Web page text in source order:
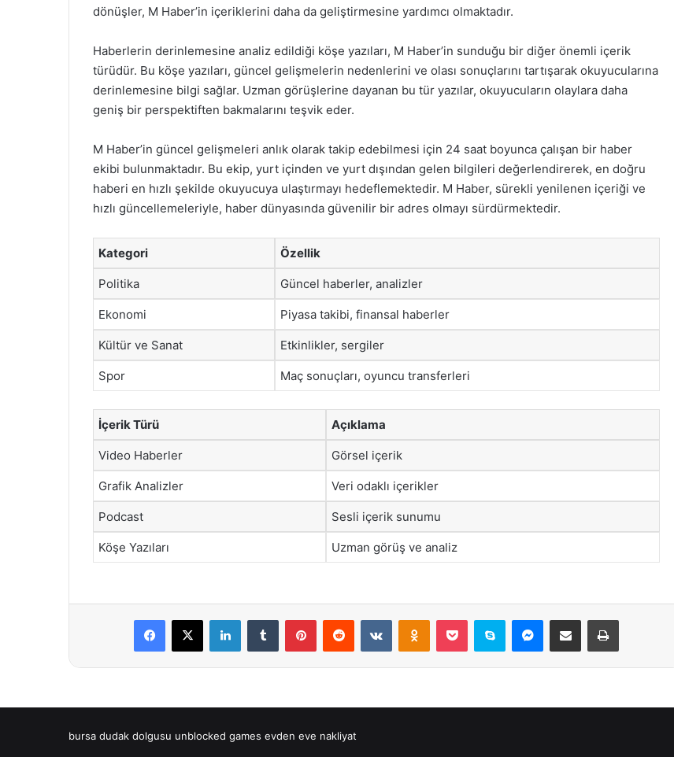
dönüşler, M Haber’in içeriklerini daha da geliştirmesine yardımcı olmaktadır.
Haberlerin derinlemesine analiz edildiği köşe yazıları, M Haber’in sunduğu bir diğer önemli içerik
türüdür. Bu köşe yazıları, güncel gelişmelerin nedenlerini ve olası sonuçlarını tartışarak okuyucularına
derinlemesine bilgi sağlar. Uzman görüşlerine dayanan bu tür yazılar, okuyucuların olaylara daha
geniş bir perspektiften bakmalarını teşvik eder.
M Haber’in güncel gelişmeleri anlık olarak takip edebilmesi için 24 saat boyunca çalışan bir haber
ekibi bulunmaktadır. Bu ekip, yurt içinden ve yurt dışından gelen bilgileri değerlendirerek, en doğru
haberi en hızlı şekilde okuyucuya ulaştırmayı hedeflemektedir. M Haber, sürekli yenilenen içeriği ve
hızlı güncellemeleriyle, haber dünyasında güvenilir bir adres olmayı sürdürmektedir.
Kategori Özellik
Politika Güncel haberler, analizler
Ekonomi Piyasa takibi, finansal haberler
Kültür ve Sanat Etkinlikler, sergiler
Spor Maç sonuçları, oyuncu transferleri
İçerik Türü Açıklama
Video Haberler Görsel içerik
Grafik Analizler Veri odaklı içerikler
Podcast Sesli içerik sunumu
Köşe Yazıları Uzman görüş ve analiz
Facebook
X LinkedInTumblr PinterestReddit VKontakteOdnoklassniki
Pocket Skype Messenger
E-Posta ile paylaş Yazdır
bursa dudak dolgusu unblocked games evden eve nakliyat